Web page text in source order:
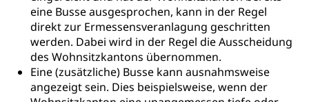
eine Busse ausgesprochen, kann in der Regel
direkt zur Ermessensveranlagung geschritten
werden. Dabei wird in der Regel die Ausscheidung
des Wohnsitzkantons übernommen.
Eine (zusätzliche) Busse kann ausnahmsweise
angezeigt sein. Dies beispielsweise, wenn der